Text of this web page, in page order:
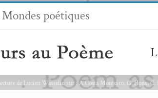
poétiques
de Lucien Wasselin sur : A.Costa Monteiro, G. Hons, C.